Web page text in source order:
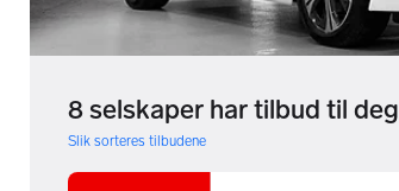
8 selskaper har tilbud til deg
Slik sorteres tilbudene